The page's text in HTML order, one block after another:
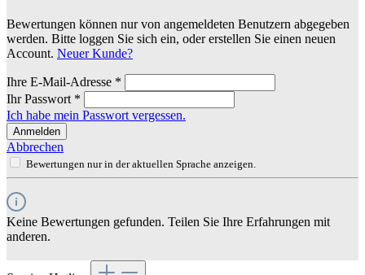
Bewertungen können nur von angemeldeten Benutzern abgegeben
werden. Bitte loggen Sie sich ein, oder erstellen Sie einen neuen
Account. Neuer Kunde?
Ihre E-Mail-Adresse *
Ihr Passwort *
Ich habe mein Passwort vergessen.
Anmelden
Abbrechen
Bewertungen nur in der aktuellen Sprache anzeigen.
Keine Bewertungen gefunden. Teilen Sie Ihre Erfahrungen mit
anderen.